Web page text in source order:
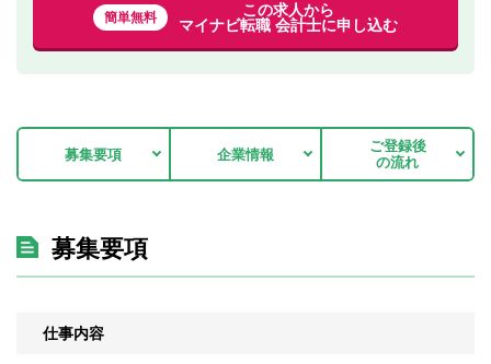
簡単無料
この求人から
マイナビ転職 会計士に申し込む
募集要項 企業情報
ご登録後
の流れ
募集要項
仕事内容